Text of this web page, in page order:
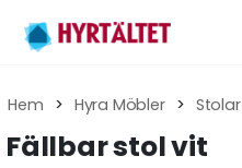
Hem > Hyra Möbler > Stolar
Fällbar stol vit